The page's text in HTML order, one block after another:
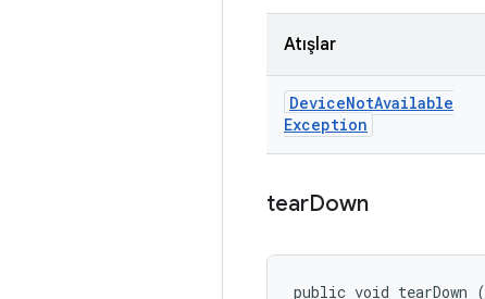
Atışlar
DeviceNotAvailable
Exception
tearDown
public void tearDown (